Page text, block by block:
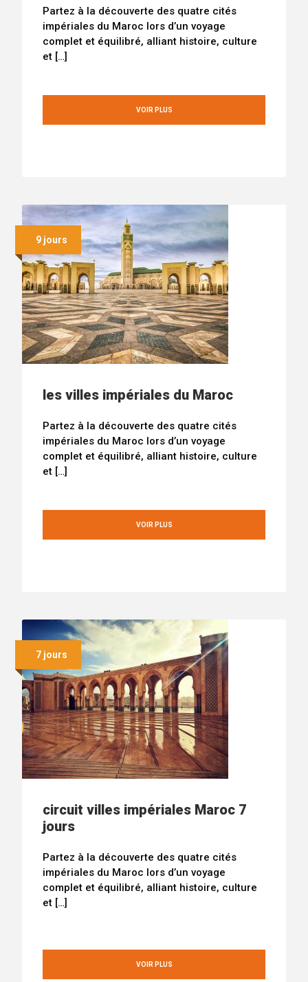
Partez à la découverte des quatre cités
impériales du Maroc lors d’un voyage
complet et équilibré, alliant histoire, culture
et […]
VOIR PLUS
9 jours
les villes impériales du Maroc
Partez à la découverte des quatre cités
impériales du Maroc lors d’un voyage
complet et équilibré, alliant histoire, culture
et […]
VOIR PLUS
7 jours
circuit villes impériales Maroc 7
jours
Partez à la découverte des quatre cités
impériales du Maroc lors d’un voyage
complet et équilibré, alliant histoire, culture
et […]
VOIR PLUS